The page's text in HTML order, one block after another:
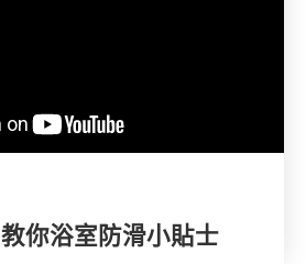
你浴室防滑小貼士